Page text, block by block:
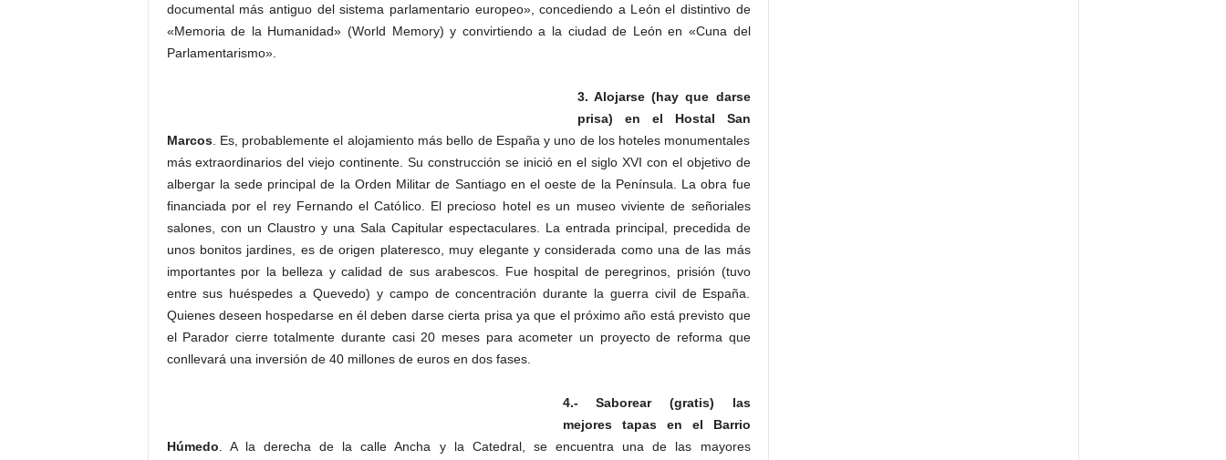
documental más antiguo del sistema parlamentario europeo», concediendo a León el distintivo de
«Memoria de la Humanidad» (World Memory) y convirtiendo a la ciudad de León en «Cuna del
Parlamentarismo».
3. Alojarse (hay que darse
prisa) en el Hostal San
Marcos. Es, probablemente el alojamiento más bello de España y uno de los hoteles monumentales
más extraordinarios del viejo continente. Su construcción se inició en el siglo XVI con el objetivo de
albergar la sede principal de la Orden Militar de Santiago en el oeste de la Península. La obra fue
financiada por el rey Fernando el Católico. El precioso hotel es un museo viviente de señoriales
salones, con un Claustro y una Sala Capitular espectaculares. La entrada principal, precedida de
unos bonitos jardines, es de origen plateresco, muy elegante y considerada como una de las más
importantes por la belleza y calidad de sus arabescos. Fue hospital de peregrinos, prisión (tuvo
entre sus huéspedes a Quevedo) y campo de concentración durante la guerra civil de España.
Quienes deseen hospedarse en él deben darse cierta prisa ya que el próximo año está previsto que
el Parador cierre totalmente durante casi 20 meses para acometer un proyecto de reforma que
conllevará una inversión de 40 millones de euros en dos fases.
4.- Saborear (gratis) las
mejores tapas en el Barrio
Húmedo . A la derecha de la calle Ancha y la Catedral, se encuentra una de las mayores